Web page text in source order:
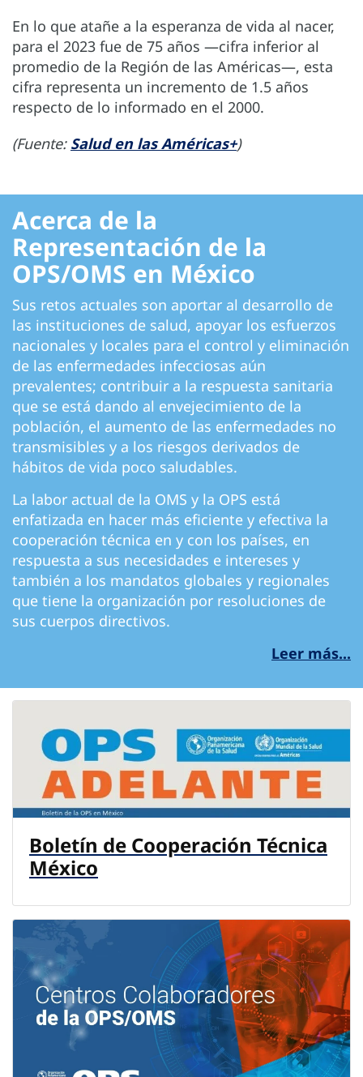
En lo que atañe a la esperanza de vida al nacer,
para el 2023 fue de 75 años —cifra inferior al
promedio de la Región de las Américas—, esta
cifra representa un incremento de 1.5 años
respecto de lo informado en el 2000.
(Fuente: Salud en las Américas+)
Acerca de la
Representación de la
OPS/OMS en México
Sus retos actuales son aportar al desarrollo de
las instituciones de salud, apoyar los esfuerzos
nacionales y locales para el control y eliminación
de las enfermedades infecciosas aún
prevalentes; contribuir a la respuesta sanitaria
que se está dando al envejecimiento de la
población, el aumento de las enfermedades no
transmisibles y a los riesgos derivados de
hábitos de vida poco saludables.
La labor actual de la OMS y la OPS está
enfatizada en hacer más eficiente y efectiva la
cooperación técnica en y con los países, en
respuesta a sus necesidades e intereses y
también a los mandatos globales y regionales
que tiene la organización por resoluciones de
sus cuerpos directivos.
Leer más...
Boletín de Cooperación Técnica
México